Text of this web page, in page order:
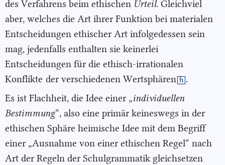
des Verfahrens beim ethischen Urteil. Gleichviel
aber, welches die Art ihrer Funktion bei materialen
Entscheidungen ethischer Art infolgedessen sein
mag, jedenfalls enthalten sie keinerlei
Entscheidungen für die ethisch-irrationalen
Konflikte der verschiedenen Wertsphären h .
Es ist Flachheit, die Idee einer „individuellen
Bestimmung“, also eine primär keineswegs in der
ethischen Sphäre heimische Idee mit dem Begriff
einer „Ausnahme von einer ethischen Regel“ nach
Art der Regeln der Schulgrammatik gleichsetzen